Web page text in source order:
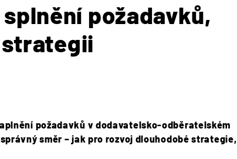
požadavků,
strategii
požadavků v dodavatelsko-odběratelském
směr – jak pro rozvoj dlouhodobé strategie,